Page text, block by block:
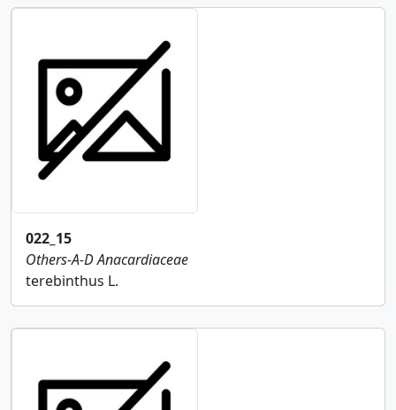
022_15
Others-A-DAnacardiaceae
terebinthus L.